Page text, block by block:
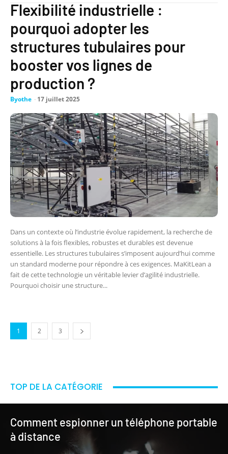
Flexibilité industrielle :
pourquoi adopter les
structures tubulaires pour
booster vos lignes de
production ?
Byothe - 17 juillet 2025
Dans un contexte où l’industrie évolue rapidement, la recherche de
solutions à la fois flexibles, robustes et durables est devenue
essentielle. Les structures tubulaires s’imposent aujourd’hui comme
un standard moderne pour répondre à ces exigences. MaKitLean a
fait de cette technologie un véritable levier d’agilité industrielle.
Pourquoi choisir une structure...
1 2 3
TOP DE LA CATÉGORIE
Comment espionner un téléphone portable
à distance